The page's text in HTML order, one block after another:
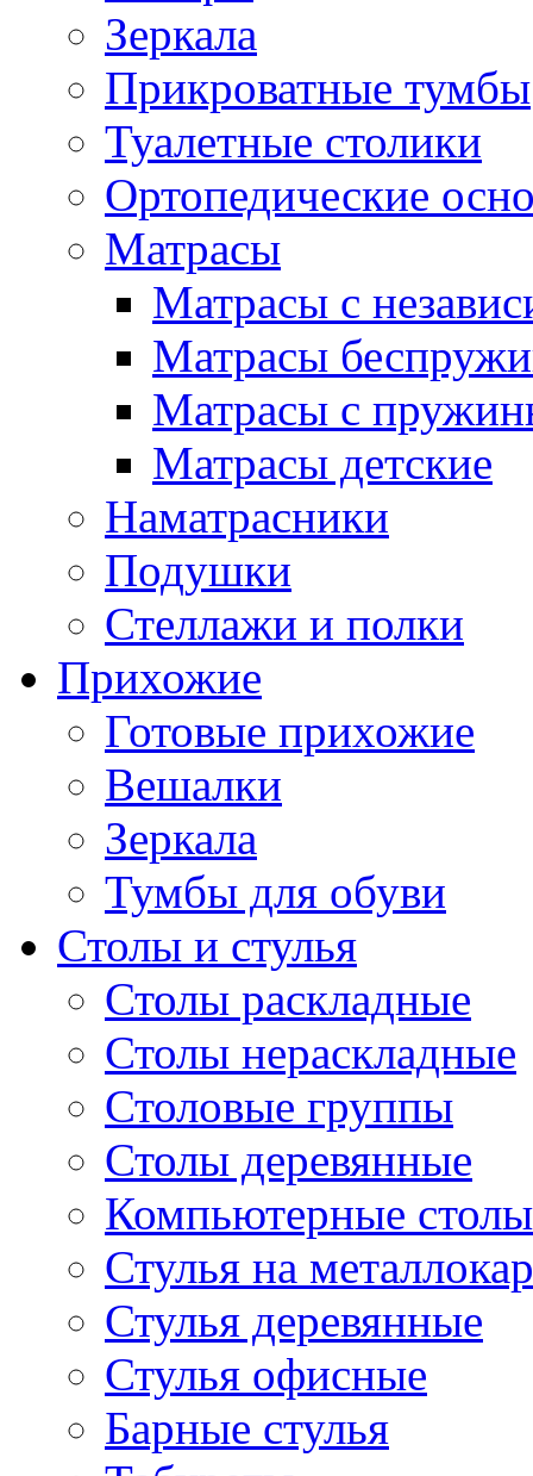
Зеркала
Прикроватные тумбы
Туалетные столики
Ортопедические
Матрасы
Матрасы с
Матрасы
Матрасы с
Матрасы детские
Наматрасники
Подушки
Стеллажи и полки
Прихожие
Готовые прихожие
Вешалки
Зеркала
Тумбы для обуви
Столы и стулья
Столы раскладные
Столы нераскладные
Столовые группы
Столы деревянные
Компьютерные столы
Стулья на
Стулья деревянные
Стулья офисные
Барные стулья